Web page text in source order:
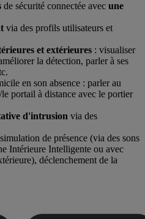
de sécurité connectée avec une
via des profils utilisateurs et
et extérieures : visualiser
la détection, parler à ses
en son absence : parler au
portail à distance avec le portier
d'intrusion via des
simulation de présence (via des sons
Intérieure Intelligente ou avec
déclenchement de la